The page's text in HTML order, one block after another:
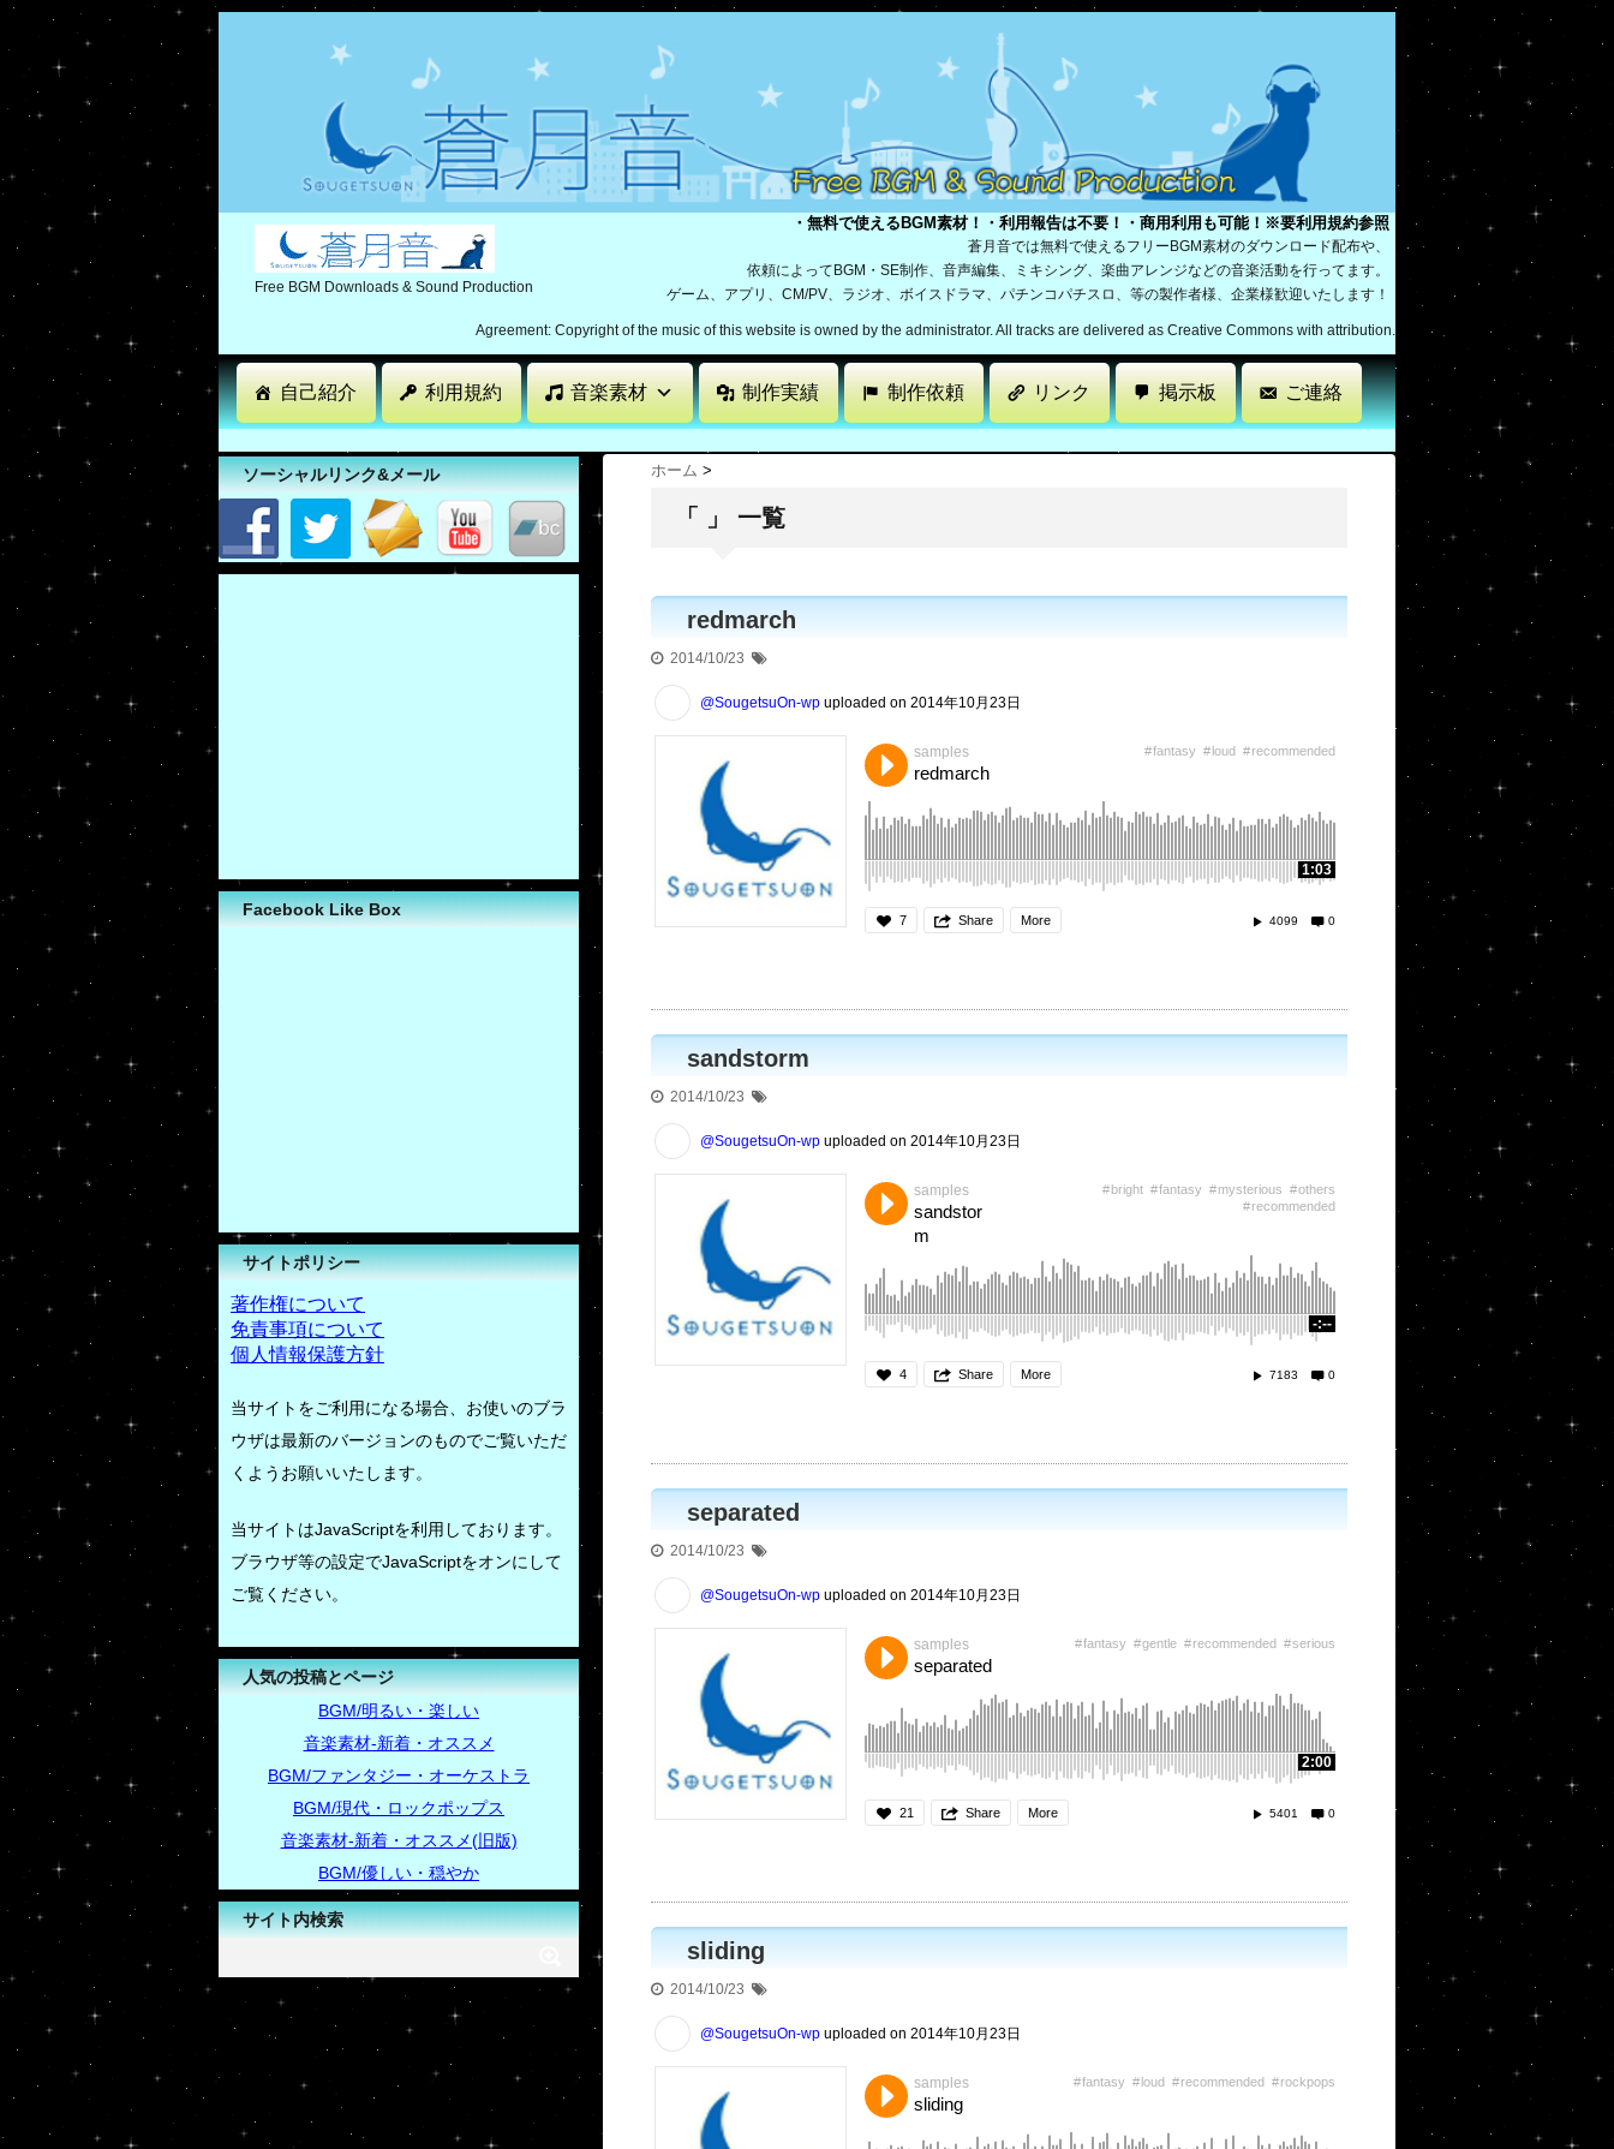
Free BGM Downloads & Sound Production
・無料で使えるBGM素材！・利用報告は不要！・商用利用も可能！※要利用規約参照
蒼月音では無料で使えるフリーBGM素材のダウンロード配布や、
依頼によってBGM・SE制作、音声編集、ミキシング、楽曲アレンジなどの音楽活動を行ってます。
ゲーム、アプリ、CM/PV、ラジオ、ボイスドラマ、パチンコパチスロ、等の製作者様、企業様歓迎いたします！
Agreement: Copyright of the music of this website is owned by the administrator. All tracks are delivered as Creative Commons with attribution.
自己紹介 利用規約 音楽素材 制作実績 制作依頼 リンク 掲示板 ご連絡
ホーム >
「 」 一覧
redmarch
2014/10/23
@SougetsuOn-wp uploaded on 2014年10月23日
samples
redmarch
fantasy loud recommended
1:03
4099 0
7 Share More
sandstorm
2014/10/23
@SougetsuOn-wp uploaded on 2014年10月23日
samples
sandstor
m
bright fantasy mysterious
others
recommended
-:--
7183 0
4 Share More
separated
2014/10/23
@SougetsuOn-wp uploaded on 2014年10月23日
samples
separated
fantasy gentle recommended serious
2:00
5401 0
21 Share More
sliding
2014/10/23
@SougetsuOn-wp uploaded on 2014年10月23日
samples
sliding
fantasy loud recommended rockpops
ソーシャルリンク&メール
Facebook Like Box
サイトポリシー
著作権について
免責事項について
個人情報保護方針
当サイトをご利用になる場合、お使いのブラ
ウザは最新のバージョンのものでご覧いただ
くようお願いいたします。
当サイトはJavaScriptを利用しております。
ブラウザ等の設定でJavaScriptをオンにして
ご覧ください。
人気の投稿とページ
BGM/明るい・楽しい
音楽素材-新着・オススメ
BGM/ファンタジー・オーケストラ
BGM/現代・ロックポップス
音楽素材-新着・オススメ(旧版)
BGM/優しい・穏やか
サイト内検索